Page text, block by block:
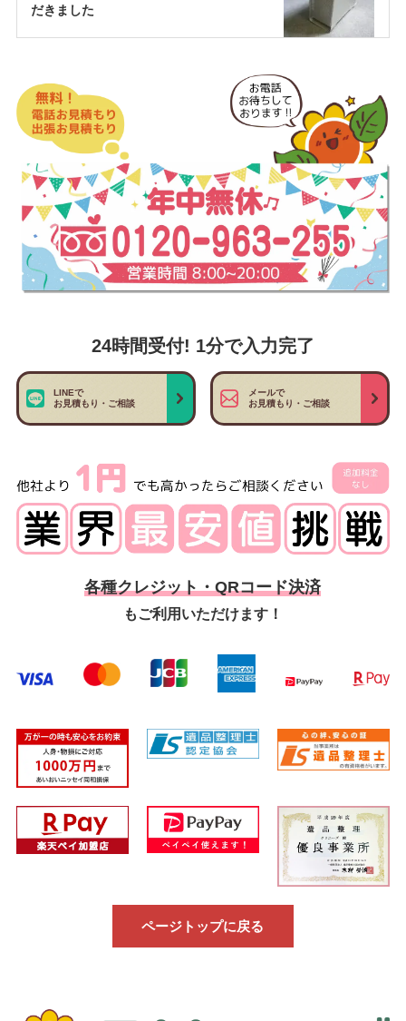
だきました
24時間受付! 1分で入力完了
LINEで
お見積もり・ご相談
メールで
お見積もり・ご相談
各種クレジット・QRコード決済
もご利用いただけます！
ページトップに戻る